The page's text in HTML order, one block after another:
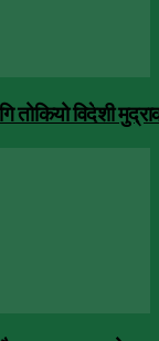
तोकियो विदेशी